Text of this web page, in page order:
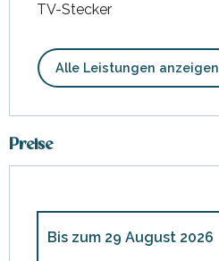
TV-Stecker
Alle Leistungen anzeigen
Preise
Bis zum 29 August 2026